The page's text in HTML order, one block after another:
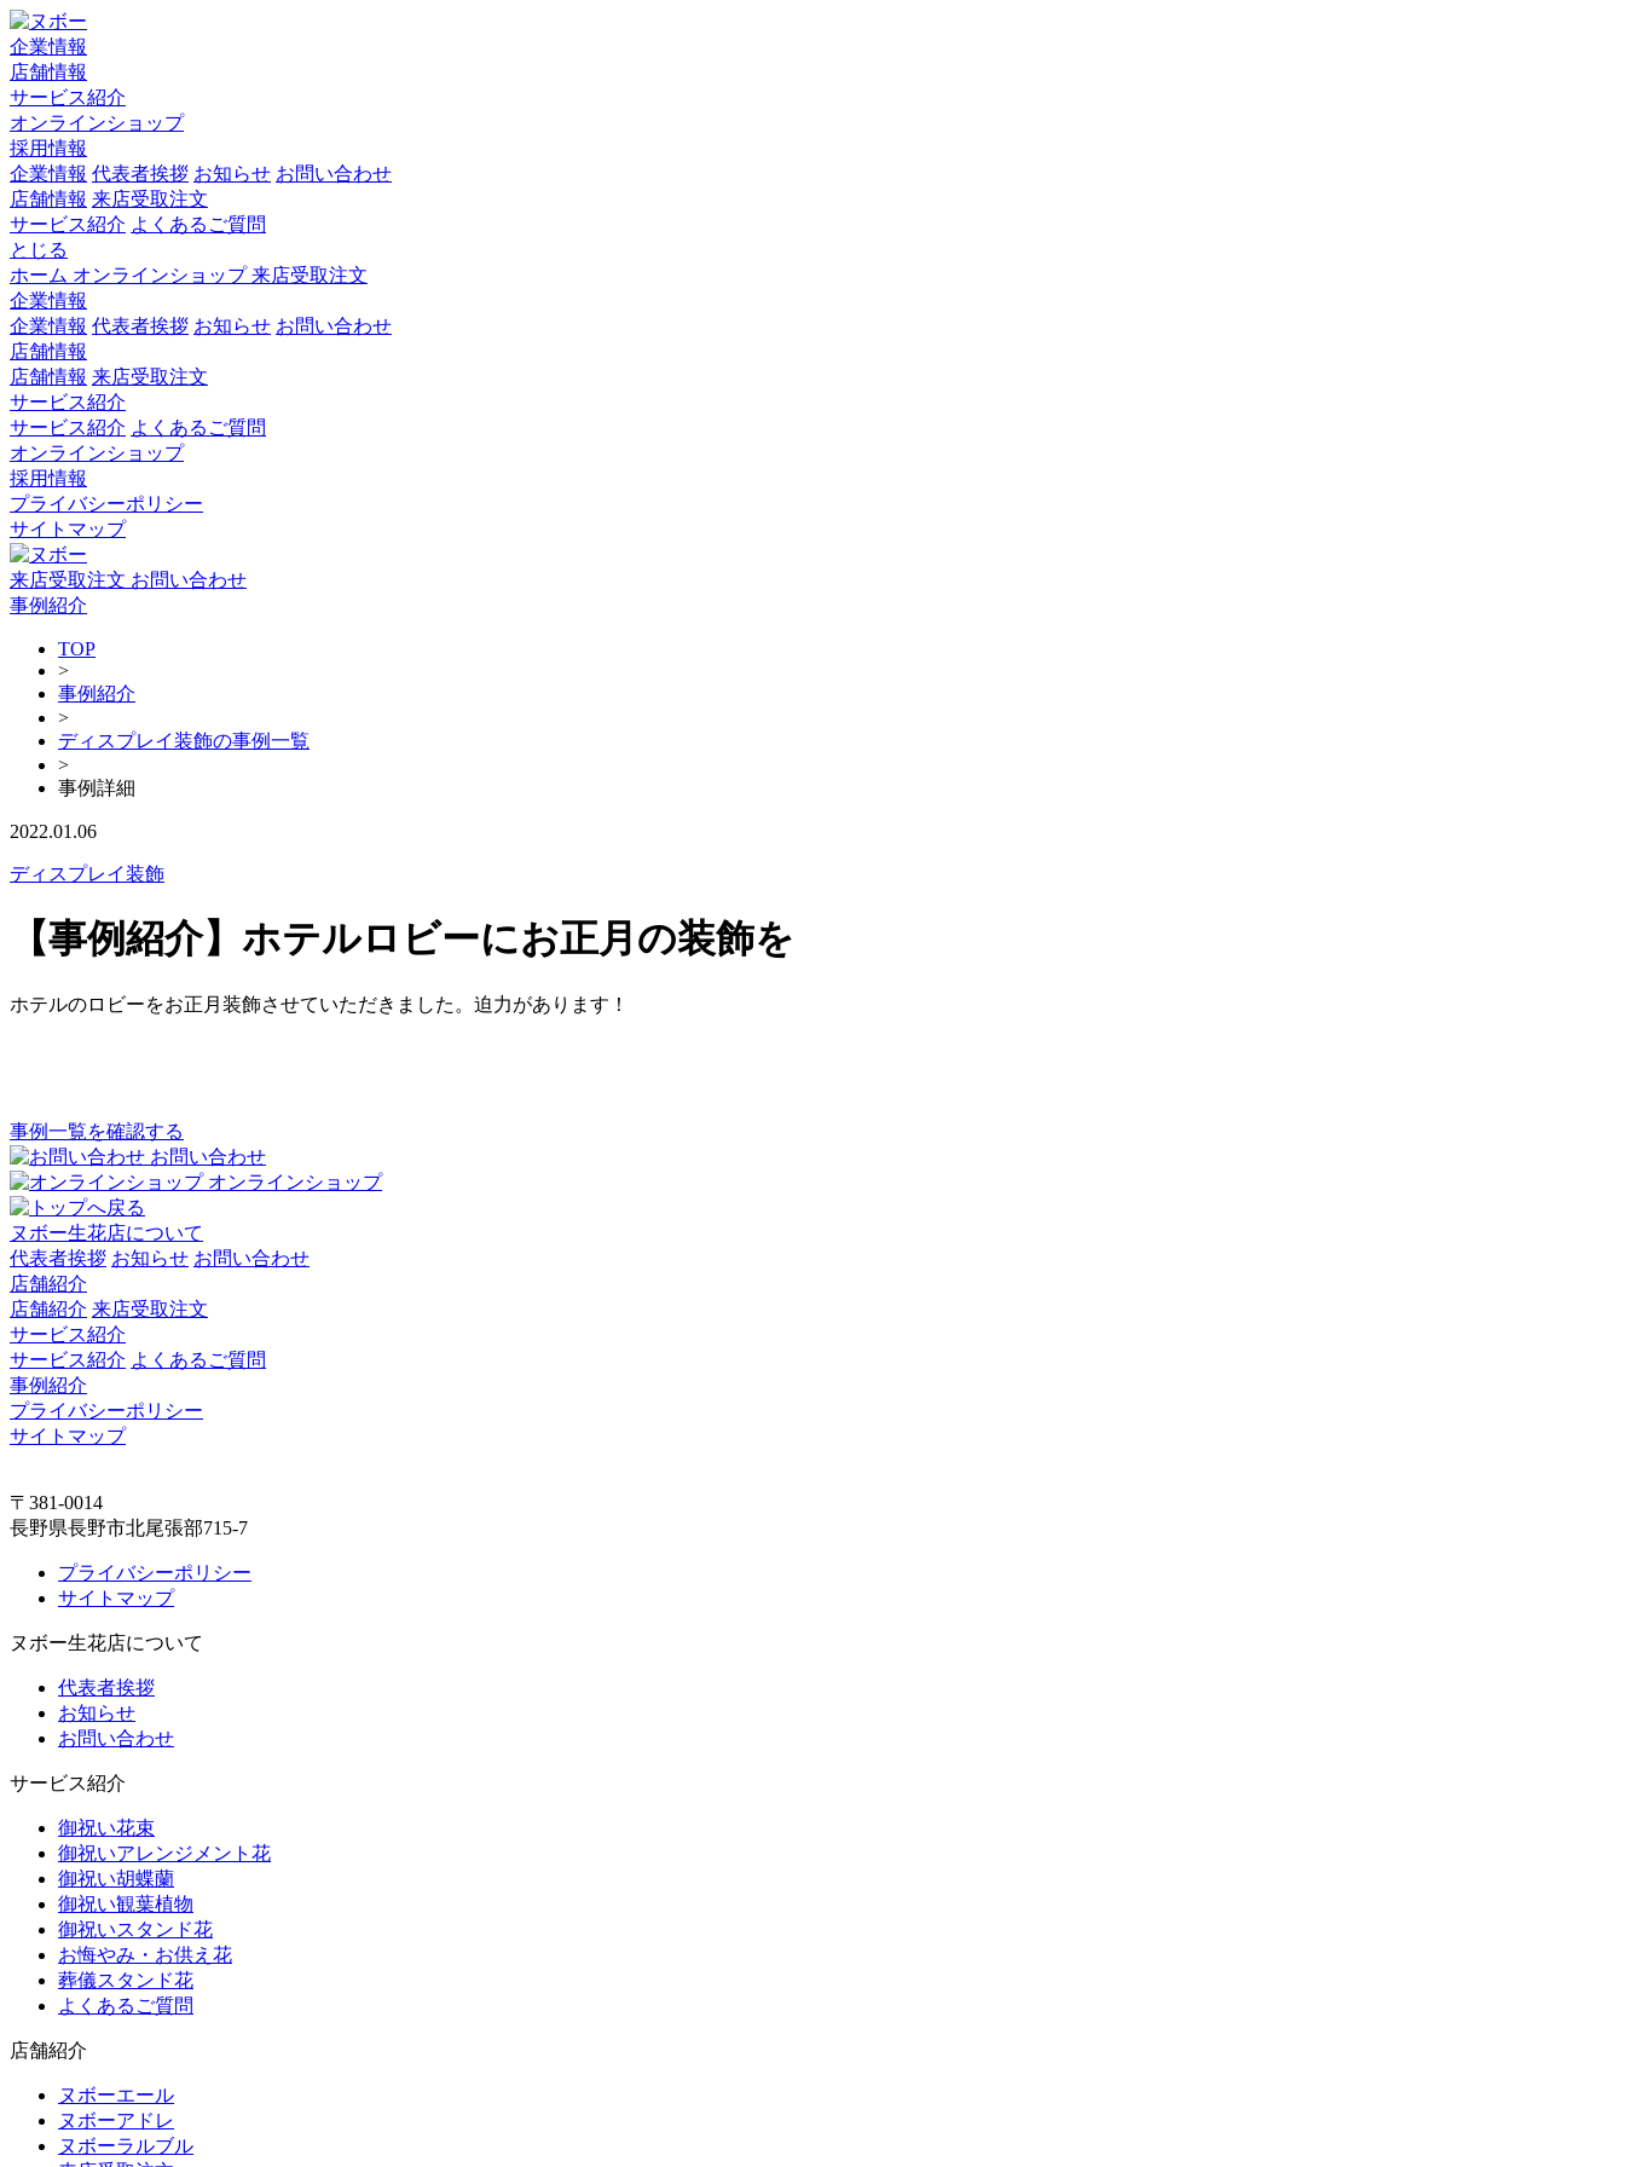
企業情報
店舗情報
サービス紹介
オンラインショップ
採用情報
企業情報 代表者挨拶 お知らせ お問い合わせ
店舗情報 来店受取注文
サービス紹介 よくあるご質問
とじる
ホーム オンラインショップ来店受取注文
企業情報
企業情報 代表者挨拶 お知らせ お問い合わせ
店舗情報
店舗情報 来店受取注文
サービス紹介
サービス紹介 よくあるご質問
オンラインショップ
採用情報
プライバシーポリシー
サイトマップ
来店受取注文 お問い合わせ
事例紹介
TOP
>
事例紹介
>
ディスプレイ装飾の事例一覧
>
事例詳細
2022.01.06
ディスプレイ装飾
【事例紹介】ホテルロビーにお正月の装飾を
ホテルのロビーをお正月装飾させていただきました。迫力があります！
事例一覧を確認する
お問い合わせ
オンラインショップ
ヌボー生花店について
代表者挨拶 お知らせ お問い合わせ
店舗紹介
店舗紹介 来店受取注文
サービス紹介
サービス紹介 よくあるご質問
事例紹介
プライバシーポリシー
サイトマップ
〒381-0014
長野県長野市北尾張部715-7
プライバシーポリシー
サイトマップ
ヌボー生花店について
代表者挨拶
お知らせ
お問い合わせ
サービス紹介
御祝い花束
御祝いアレンジメント花
御祝い胡蝶蘭
御祝い観葉植物
御祝いスタンド花
お悔やみ・お供え花
葬儀スタンド花
よくあるご質問
店舗紹介
ヌボーエール
ヌボーアドレ
ヌボーラルブル